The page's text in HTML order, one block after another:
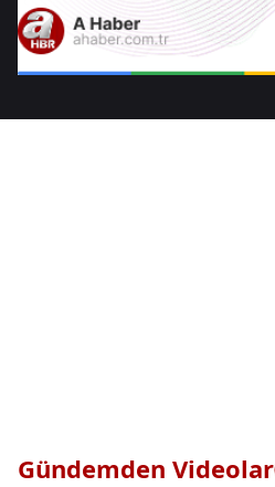
Gündemden Videolar